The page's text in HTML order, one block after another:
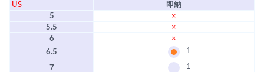
US
即納
5
×
5.5
×
6
×
6.5
1
7 1